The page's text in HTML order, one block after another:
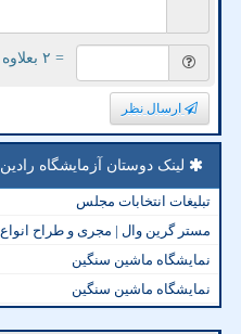
= ۲ بعلاوه ۳
ارسال نظر
لینک دوستان آزمایشگاه رادین
تبلیغات انتخابات مجلس
مستر گرین وال | مجری و طراح انواع
نمایشگاه ماشین سنگین
نمایشگاه ماشین سنگین